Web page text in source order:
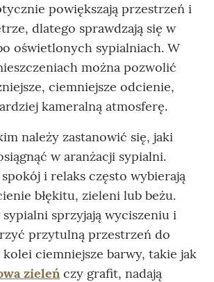
powiększają przestrzeń i
dlatego sprawdzają się w
oświetlonych sypialniach. W
można pozwolić
ciemniejsze odcienie,
kameralną atmosferę.
należy zastanowić się, jaki
w aranżacji sypialni.
i relaks często wybierają
błękitu, zieleni lub beżu.
sprzyjają wyciszeniu i
przytulną przestrzeń do
ciemniejsze barwy, takie jak
zieleń czy grafit, nadają